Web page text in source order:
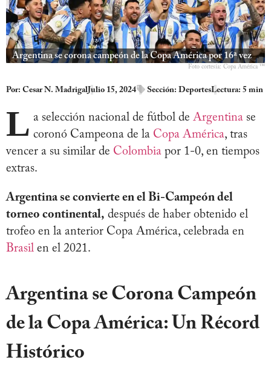
Argentina se corona campeón de la Copa América por 16ª vez
Foto cortesía: Copa América ™
Por: Cesar N. Madrigal Julio 15, 2024 Sección: DeportesLectura: 5 min
L a selección nacional de fútbol de Argentina se
coronó Campeona de la Copa América, tras
vencer a su similar de Colombia por 1-0, en tiempos
extras.
Argentina se convierte en el Bi-Campeón del
torneo continental, después de haber obtenido el
trofeo en la anterior Copa América, celebrada en
Brasil en el 2021.
Argentina se Corona Campeón
de la Copa América: Un Récord
Histórico